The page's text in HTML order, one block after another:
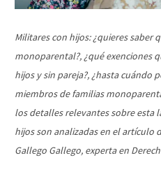
Militares con hijos: ¿quieres saber
monoparental?, ¿qué exenciones
hijos y sin pareja?, ¿hasta cuándo
miembros de familias
los detalles relevantes sobre esta
hijos son analizadas en el artículo
Gallego Gallego, experta en